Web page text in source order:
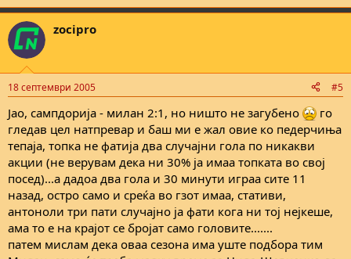
zocipro
18 септември 2005 #5
Јао, сампдорија - милан 2:1, но ништо не загубено
го
гледав цел натпревар и баш ми е жал овие ко педерчиња
тепаја, топка не фатија два случајни гола по никакви
акции (не верувам дека ни 30% ја имаа топката во свој
посед)...а дадоа два гола и 30 минути играа сите 11
назад, остро само и среќа во гзот имаа, стативи,
антоноли три пати случајно ја фати кога ни тој нејкеше,
ама то е на крајот се бројат само головите.......
патем мислам дека оваа сезона има уште подбора тим